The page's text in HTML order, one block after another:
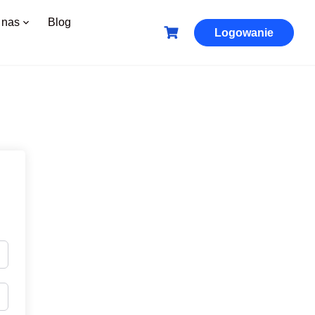
Blog
Logowanie